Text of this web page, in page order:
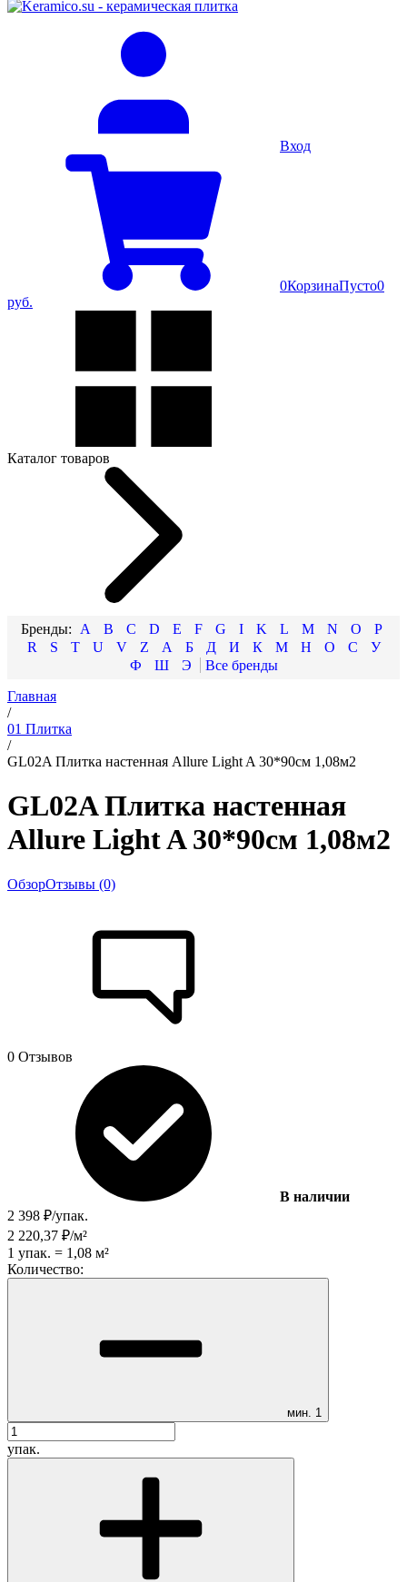
Вход
0КорзинаПусто0
руб.
Каталог товаров
A B C D E F G I K L M N O
P
R
S T U V Z А Б Д И К М Н О С
У
Ф
Ш
Э
Главная
/
01 Плитка
/
GL02A Плитка настенная Allure Light A 30*90см 1,08м2
GL02A Плитка настенная
Allure Light A 30*90см 1,08м2
ОбзорОтзывы (0)
0 Отзывов
В наличии
2 398 ₽/упак.
2 220,37 ₽/м²
1 упак. = 1,08 м²
Количество:
мин. 1
упак.